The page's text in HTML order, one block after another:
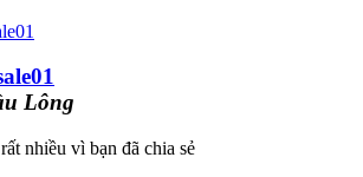
Lông
nhiều vì bạn đã chia sẻ